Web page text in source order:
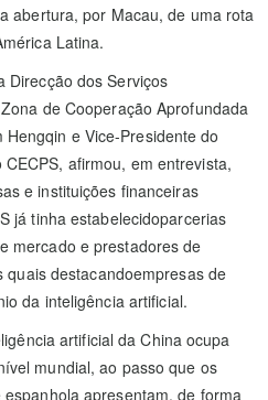
abertura, por Macau, de uma rota
Latina.
Direcção dos Serviços
de Cooperação Aprofundada
e Vice-Presidente do
afirmou, em entrevista,
e instituições financeiras
já tinha estabelecidoparcerias
mercado e prestadores de
destacandoempresas de
da inteligência artificial.
artificial da China ocupa
mundial, ao passo que os
apresentam, de forma